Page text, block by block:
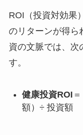
ROI（投資対効果
のリターンが得ら
資の文脈では、次
す。
健康投資ROI
額）÷ 投資額